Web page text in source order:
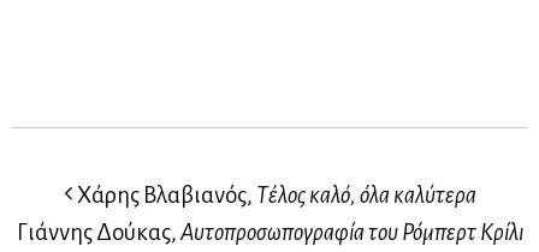
Χάρης Βλαβιανός, Τέλος καλό, όλα καλύτερα
Γιάννης Δούκας,Αυτοπροσωπογραφία του Ρόμπερτ Κρίλι